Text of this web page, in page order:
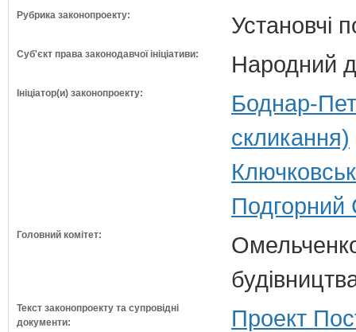
Рубрика законопроекту: Установчі
Суб'єкт права законодавчої ініціативи: Народний
Ініціатор(и) законопроекту:
Боднар-
скликання)
Подгорний
Головний комітет:
Текст законопроекту та супровідні
документи:
Проект